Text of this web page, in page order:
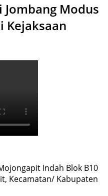
Jombang Modus
Kejaksaan
Indah Blok B10
Kecamatan/ Kabupaten